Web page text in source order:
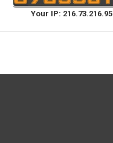
Your IP: 216.73.216.95